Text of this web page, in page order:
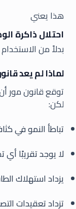
هذا يعني
احتلال ذاكرة
بدلاً من
لماذا لم يعد
توقع قانون مور
لكن:
تباطأ النمو في
لا يوجد تقريبًا
يزداد استهلاك
تزداد تعقيدات